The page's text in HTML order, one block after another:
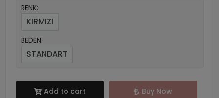
RENK:
KIRMIZI
BEDEN:
STANDART
Add to cart Buy Now